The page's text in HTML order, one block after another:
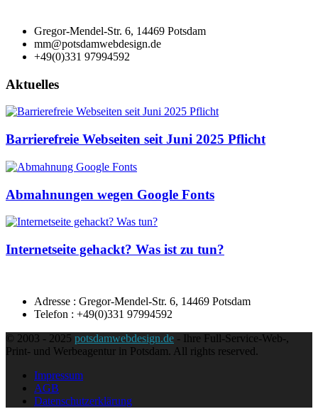
Gregor-Mendel-Str. 6, 14469 Potsdam
mm@potsdamwebdesign.de
+49(0)331 97994592
Aktuelles
Barrierefreie Webseiten seit Juni 2025 Pflicht
Abmahnungen wegen Google Fonts
Internetseite gehackt? Was ist zu tun?
Adresse : Gregor-Mendel-Str. 6, 14469 Potsdam
Telefon : +49(0)331 97994592
© 2003 - 2025 potsdamwebdesign.de - Ihre Full-Service-Web-,
Print- und Werbeagentur in Potsdam. All rights reserved.
Impressum
AGB
Datenschutzerklärung